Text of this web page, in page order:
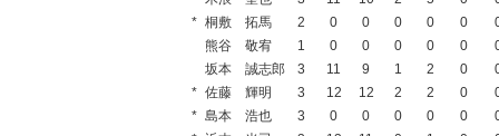
* 桐敷 拓馬 2 0 0 0 0 0
熊谷 敬宥
1 0 0 0 0 0
坂本 誠志郎
3 11 9 1 2 0
* 佐藤 輝明 3 12 12 2 2 0
* 島本 浩也 3 0 0 0 0 0